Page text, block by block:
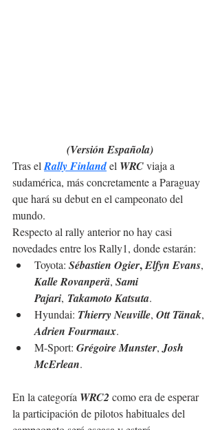
(Versión Española)
Tras el Rally Finland el WRC viaja a
sudamérica, más concretamente a Paraguay
que hará su debut en el campeonato del
mundo.
Respecto al rally anterior no hay casi
novedades entre los Rally1, donde estarán:
Toyota: Sébastien Ogier, Elfyn Evans,
Kalle Rovanperä, Sami
Pajari, Takamoto Katsuta.
Hyundai: Thierry Neuville, Ott Tänak,
Adrien Fourmaux.
M-Sport: Grégoire Munster, Josh
McErlean.
En la categoría WRC2 como era de esperar
la participación de pilotos habituales del